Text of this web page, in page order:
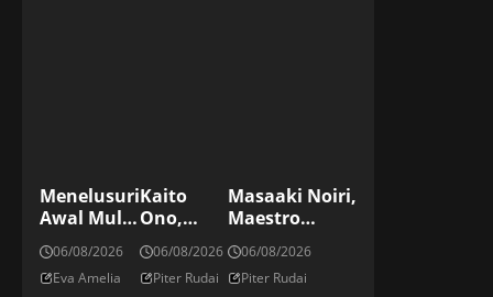
Menelusuri
Awal Mula
Tradisi
Menyiram
Sampanye
06/08/2026
Eva Amelia
Kaito
Ono,
Striker
Elite
Jepang Di
06/08/2026
Piter Rudai
Masaaki Noiri,
Maestro
Kickboxing
Jepang Di ONE
Championship
06/08/2026
Piter Rudai